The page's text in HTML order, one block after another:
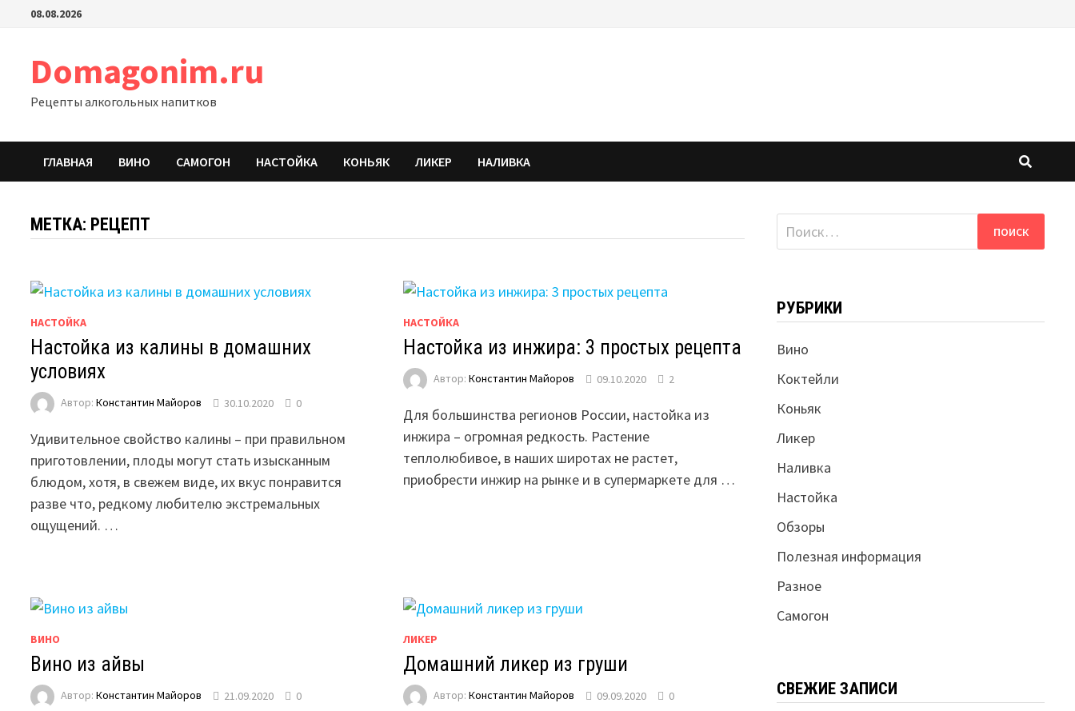
Перейти08.08.2026
Domagonim.ru
Рецепты алкогольных напитков
ГЛАВНАЯ ВИНО САМОГОН НАСТОЙКА КОНЬЯК ЛИКЕР НАЛИВКА
МЕТКА: РЕЦЕПТ
НАСТОЙКА
Настойка из калины в домашних
условиях
Автор:Константин Майоров 30.10.2020 0
Удивительное свойство калины – при правильном
приготовлении, плоды могут стать изысканным
блюдом, хотя, в свежем виде, их вкус понравится
разве что, редкому любителю экстремальных
ощущений. …
НАСТОЙКА
Настойка из инжира: 3 простых рецепта
Автор: Константин Майоров 09.10.2020 2
Для большинства регионов России, настойка из
инжира – огромная редкость. Растение
теплолюбивое, в наших широтах не растет,
приобрести инжир на рынке и в супермаркете для …
ВИНО
Вино из айвы
Автор:Константин Майоров 21.09.2020 0
ЛИКЕР
Домашний ликер из груши
Автор: Константин Майоров 09.09.2020 0
Найти:
РУБРИКИ
Вино
Коктейли
Коньяк
Ликер
Наливка
Настойка
Обзоры
Полезная информация
Разное
Самогон
СВЕЖИЕ ЗАПИСИ